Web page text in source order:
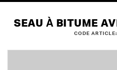
SEAU À BITUME
CODE